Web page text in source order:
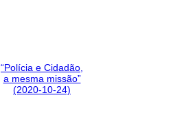
“Polícia e Cidadão,
a mesma missão”
(2020-10-24)